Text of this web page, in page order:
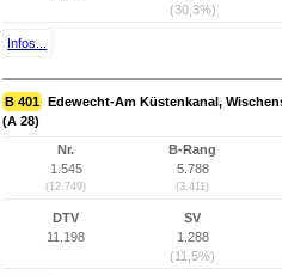
(30,3%)
Infos...
B 401 Edewecht-Am Küstenkanal,
(A 28)
Nr.
1.545
(12.749)
B-Rang
5.788
(3.411)
DTV
11.198
SV
1.288
(11,5%)